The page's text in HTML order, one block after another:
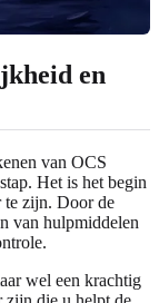
en
van OCS
Het is het begin
te zijn. Door de
van hulpmiddelen
wel een krachtig